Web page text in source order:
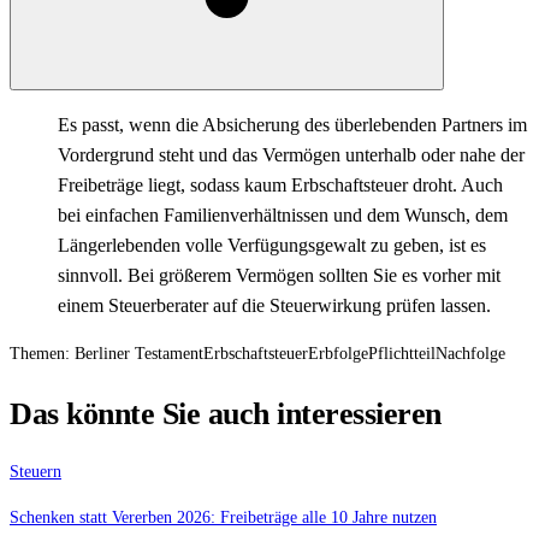
Es passt, wenn die Absicherung des überlebenden Partners im
Vordergrund steht und das Vermögen unterhalb oder nahe der
Freibeträge liegt, sodass kaum Erbschaftsteuer droht. Auch
bei einfachen Familienverhältnissen und dem Wunsch, dem
Längerlebenden volle Verfügungsgewalt zu geben, ist es
sinnvoll. Bei größerem Vermögen sollten Sie es vorher mit
einem Steuerberater auf die Steuerwirkung prüfen lassen.
Themen: Berliner TestamentErbschaftsteuerErbfolgePflichtteilNachfolge
Das könnte Sie auch interessieren
Steuern
Schenken statt Vererben 2026: Freibeträge alle 10 Jahre nutzen